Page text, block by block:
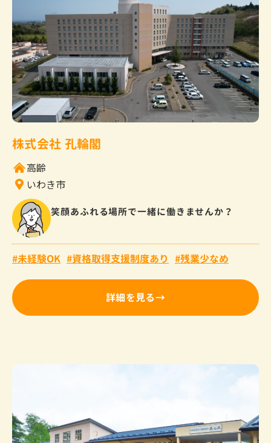
株式会社 孔輪閣
高齢
いわき市
笑顔あふれる場所で一緒に働きませんか？
未経験OK 資格取得支援制度あり 残業少なめ
詳細を見る